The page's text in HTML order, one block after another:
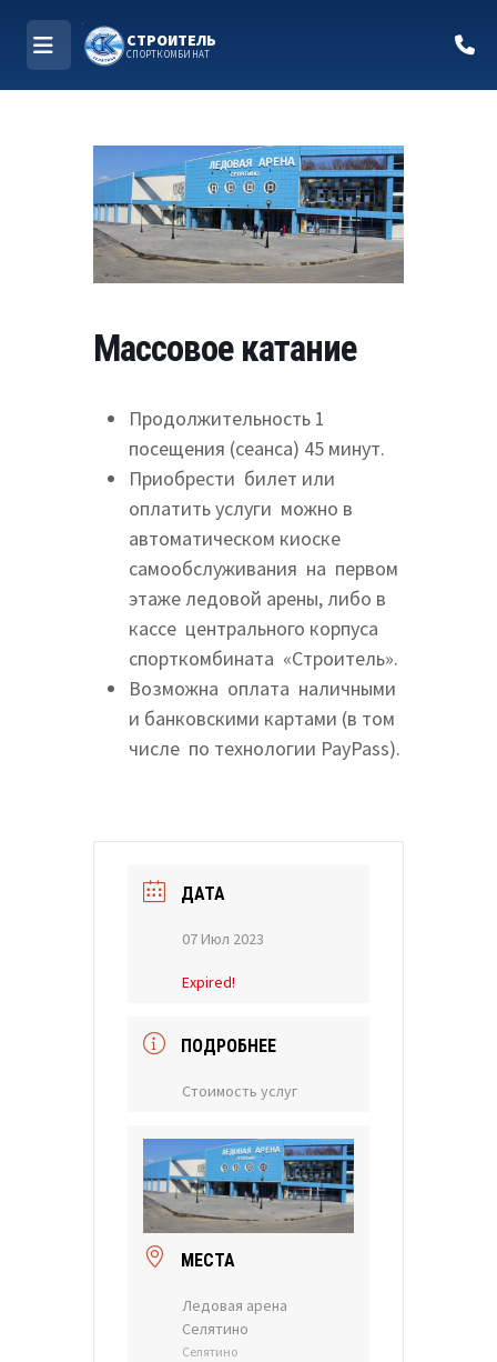
МЕНЮ
СТРОИТЕЛЬ
СПОРТКОМБИНАТ
Массовое катание
Продолжительность 1
посещения (сеанса) 45 минут.
Приобрести билет или
оплатить услуги можно в
автоматическом киоске
самообслуживания на первом
этаже ледовой арены, либо в
кассе центрального корпуса
спорткомбината «Строитель».
Возможна оплата наличными
и банковскими картами (в том
числе по технологии PayPass).
ДАТА
07 Июл 2023
Expired!
ПОДРОБНЕЕ
Стоимость услуг
МЕСТА
Ледовая арена
Селятино
Селятино